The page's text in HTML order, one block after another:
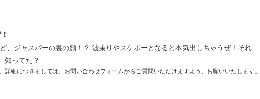
、ジャスパーの裏の顔！？ 波乗りやスケボーとなると本気出しちゃうぜ！それ
知ってた？
細につきましては、お問い合わせフォームからご質問いただけますよう、お願いいたします。